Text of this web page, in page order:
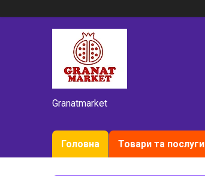
Granatmarket
Головна Товари та послуги